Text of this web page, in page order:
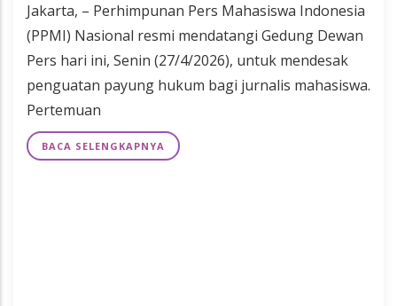
Jakarta, – Perhimpunan Pers Mahasiswa Indonesia
(PPMI) Nasional resmi mendatangi Gedung Dewan
Pers hari ini, Senin (27/4/2026), untuk mendesak
penguatan payung hukum bagi jurnalis mahasiswa.
Pertemuan
BACA SELENGKAPNYA